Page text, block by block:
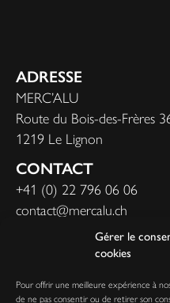
Gérer le
cookies
Pour offrir une meilleure expérience à
de ne pas consentir ou de retirer son
ADRESSE
MERC’ALU
Route du Bois-des-Frères
1219 Le Lignon
CONTACT
+41 (0) 22 796 06 06
contact@mercalu.ch
NOS REALISATIONS